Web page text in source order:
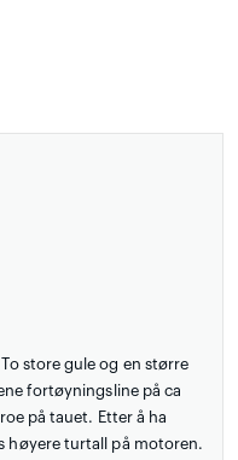
store gule og en større
fortøyningsline på ca
på tauet. Etter å ha
høyere turtall på motoren.